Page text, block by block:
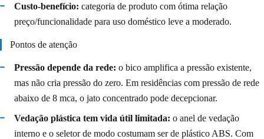
Custo-benefício: categoria de produto com ótima relação
preço/funcionalidade para uso doméstico leve a moderado.
Pontos de atenção
Pressão depende da rede: o bico amplifica a pressão existente,
mas não cria pressão do zero. Em residências com pressão de rede
abaixo de 8 mca, o jato concentrado pode decepcionar.
Vedação plástica tem vida útil limitada: o anel de vedação
interno e o seletor de modo costumam ser de plástico ABS. Com